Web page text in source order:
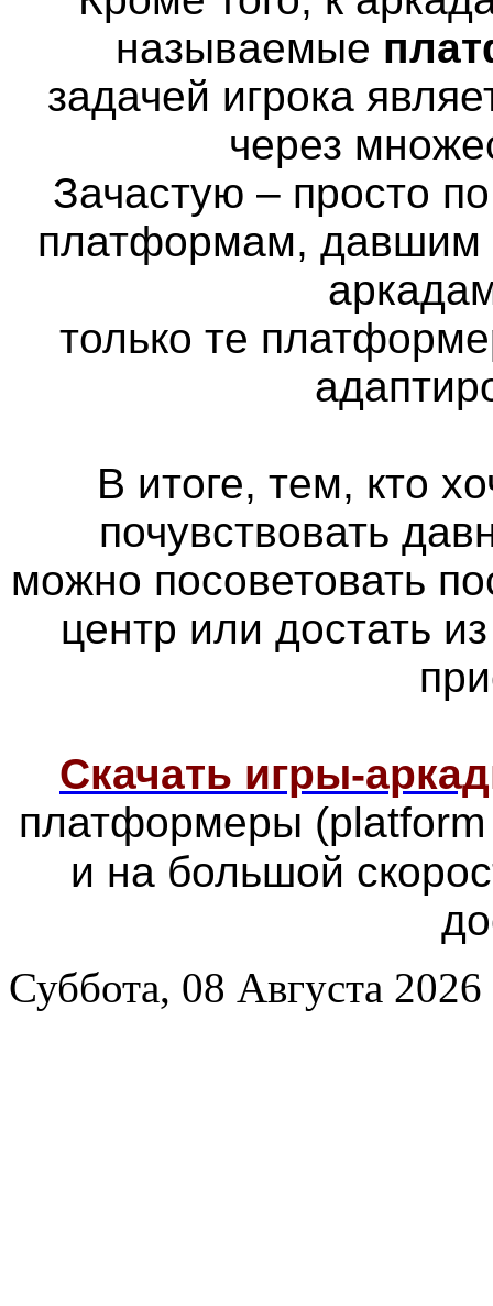
называемые
задачей игрока
через
Зачастую – просто
платформам, давшим
только те
В итоге, тем, кто
почувствовать
можно посоветовать
центр или достать
Скачать игры-
платформеры
и на большой
Суббота, 08 Августа 2026